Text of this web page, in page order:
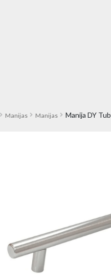
Manijas Manijas Manija DY